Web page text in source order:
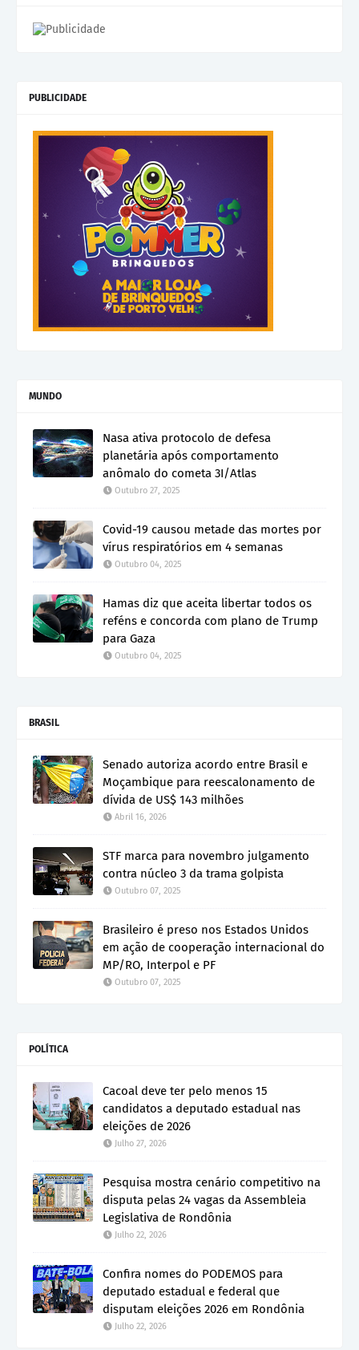
PUBLICIDADE
MUNDO
Nasa ativa protocolo de defesa
planetária após comportamento
anômalo do cometa 3I/Atlas
Outubro 27, 2025
Covid-19 causou metade das mortes por
vírus respiratórios em 4 semanas
Outubro 04, 2025
Hamas diz que aceita libertar todos os
reféns e concorda com plano de Trump
para Gaza
Outubro 04, 2025
BRASIL
Senado autoriza acordo entre Brasil e
Moçambique para reescalonamento de
dívida de US$ 143 milhões
Abril 16, 2026
STF marca para novembro julgamento
contra núcleo 3 da trama golpista
Outubro 07, 2025
Brasileiro é preso nos Estados Unidos
em ação de cooperação internacional do
MP/RO, Interpol e PF
Outubro 07, 2025
POLÍTICA
Cacoal deve ter pelo menos 15
candidatos a deputado estadual nas
eleições de 2026
Julho 27, 2026
Pesquisa mostra cenário competitivo na
disputa pelas 24 vagas da Assembleia
Legislativa de Rondônia
Julho 22, 2026
Confira nomes do PODEMOS para
deputado estadual e federal que
disputam eleições 2026 em Rondônia
Julho 22, 2026